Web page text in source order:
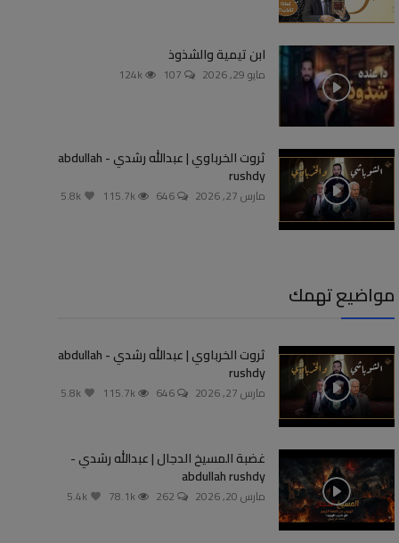
ابن تيمية والشذوذ
مايو 29, 2026 107
124k
ثروت الخرباوي | عبدالله رشدي - abdullah
rushdy
مارس 27, 2026 646
115.7k
مواضيع تهمك
ثروت الخرباوي | عبدالله رشدي - abdullah
rushdy
مارس 27, 2026 646
115.7k
غضبة المسيخ الدجال | عبدالله رشدي -
abdullah rushdy
مارس 20, 2026 262
78.1k